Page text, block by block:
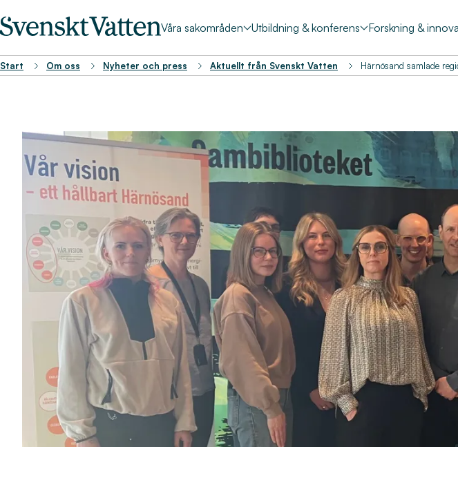
Våra sakområden Utbildning & konferens Forskning &
Start Om oss Nyheter och press Aktuellt från Svenskt Vatten Härnösand samlade